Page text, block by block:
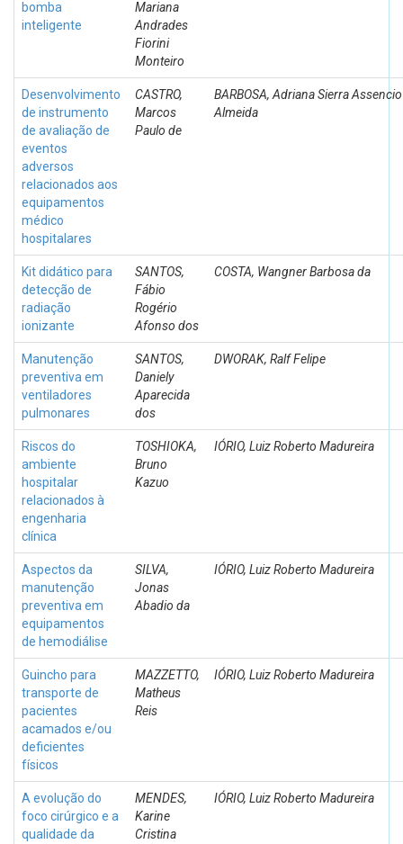
bomba
inteligente
Mariana
Andrades
Fiorini
Monteiro
Desenvolvimento
de instrumento
de avaliação de
eventos
adversos
relacionados aos
equipamentos
médico
hospitalares
CASTRO,
Marcos
Paulo de
BARBOSA, Adriana Sierra Assencio
Almeida
Kit didático para
detecção de
radiação
ionizante
SANTOS,
Fábio
Rogério
Afonso dos
COSTA, Wangner Barbosa da
Manutenção
preventiva em
ventiladores
pulmonares
SANTOS,
Daniely
Aparecida
dos
DWORAK, Ralf Felipe
Riscos do
ambiente
hospitalar
relacionados à
engenharia
clínica
TOSHIOKA,
Bruno
Kazuo
IÓRIO, Luiz Roberto Madureira
Aspectos da
manutenção
preventiva em
equipamentos
de hemodiálise
SILVA,
Jonas
Abadio da
IÓRIO, Luiz Roberto Madureira
Guincho para
transporte de
pacientes
acamados e/ou
deficientes
físicos
MAZZETTO,
Matheus
Reis
IÓRIO, Luiz Roberto Madureira
A evolução do
foco cirúrgico e a
qualidade da
MENDES,
Karine
Cristina
IÓRIO, Luiz Roberto Madureira